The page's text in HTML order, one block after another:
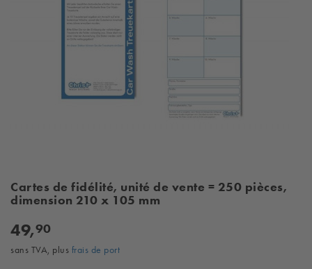
Cartes de fidélité, unité de vente = 250 pièces,
dimension 210 x 105 mm
49,90
sans TVA, plus frais de port